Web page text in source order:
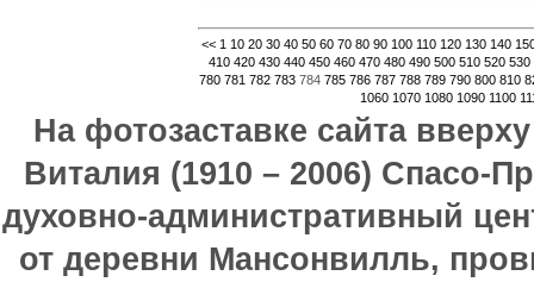
<< 1 10 20 30 40 50 60 70 80 90 100 110 120 130 140
410 420 430 440 450 460 470 480 490 500 510 520 530
780 781 782 783 784 785 786 787 788 789 790 800 810
1060 1070 1080 1090 1100
На фотозаставке сайта
Виталия (1910 – 2006) Спасо-
духовно-административный
от деревни Мансонвилль,